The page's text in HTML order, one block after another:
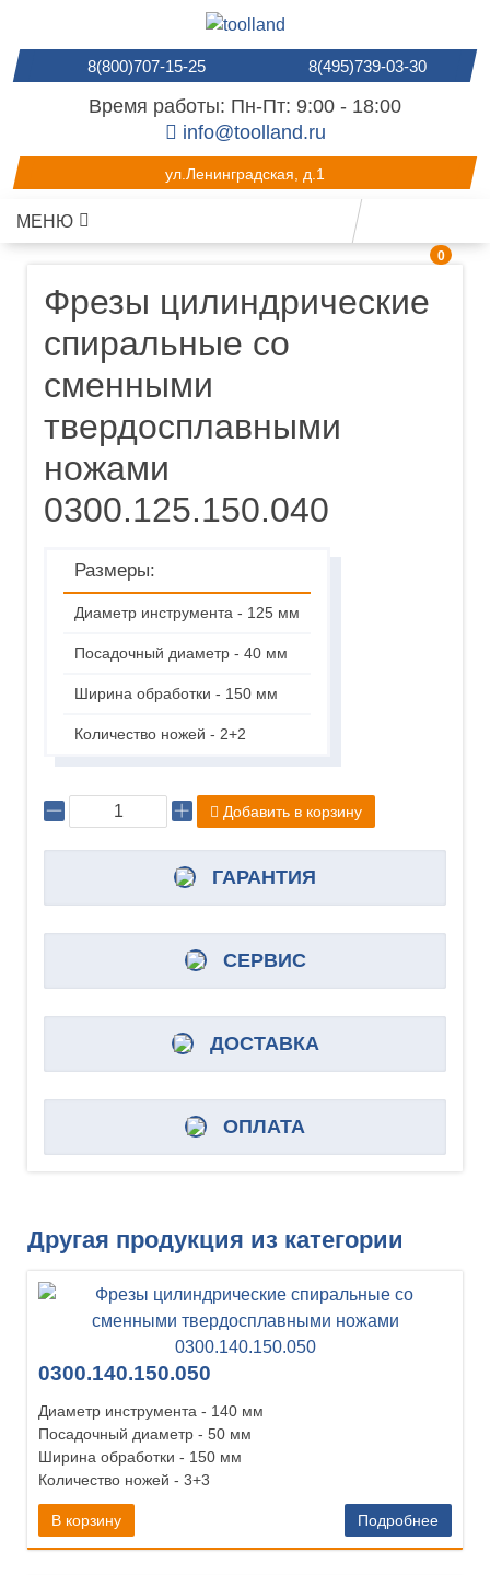
8(800)707-15-25 8(495)739-03-30
Время работы: Пн-Пт: 9:00 - 18:00
info@toolland.ru
ул.Ленинградская, д.1
МЕНЮ
0
Фрезы цилиндрические
спиральные со
сменными
твердосплавными
ножами
0300.125.150.040
Размеры:
Диаметр инструмента - 125 мм
Посадочный диаметр - 40 мм
Ширина обработки - 150 мм
Количество ножей - 2+2
Добавить в корзину
ГАРАНТИЯ
СЕРВИС
ДОСТАВКА
ОПЛАТА
Другая продукция из категории
0300.140.150.050
Диаметр инструмента - 140 мм
Посадочный диаметр - 50 мм
Ширина обработки - 150 мм
Количество ножей - 3+3
В корзину Подробнее